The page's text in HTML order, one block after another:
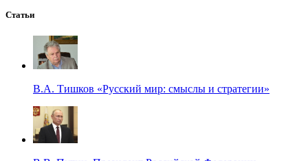
Статьи
В.А. Тишков «Русский мир: смыслы и стратегии»